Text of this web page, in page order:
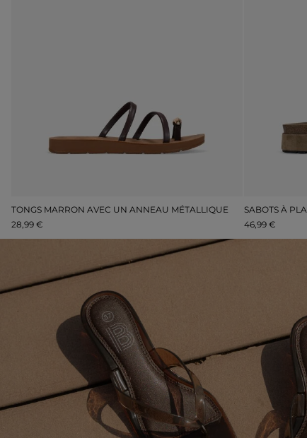
TONGS MARRON AVEC UN ANNEAU MÉTALLIQUE
28,99 €
46,99 €